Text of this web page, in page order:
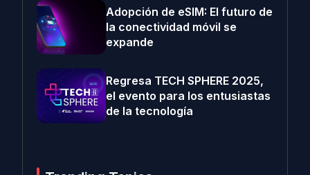
Adopción de eSIM: El futuro de
la conectividad móvil se
expande
Regresa TECH SPHERE 2025,
el evento para los entusiastas
de la tecnología